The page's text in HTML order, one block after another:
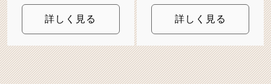
詳しく見る 詳しく見る